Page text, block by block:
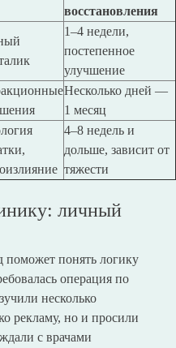
восстановления
1–4 недели,
постепенное
улучшение
Несколько дней —
1 месяц
4–8 недель и
дольше, зависит от
тяжести
личный
понять логику
операция по
несколько
рекламу, но и просили
с врачами